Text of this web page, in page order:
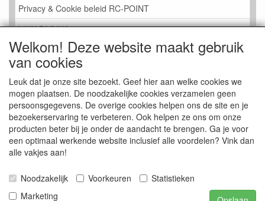
Privacy & Cookie beleid RC-POINT
LINK PAGINA
Gastenboek RC-POINT
Kijkje in de Winkel
Welkom! Deze website maakt gebruik
van cookies
Leuk dat je onze site bezoekt. Geef hier aan welke cookies we
mogen plaatsen. De noodzakelijke cookies verzamelen geen
persoonsgegevens. De overige cookies helpen ons de site en je
bezoekerservaring te verbeteren. Ook helpen ze ons om onze
producten beter bij je onder de aandacht te brengen. Ga je voor
een optimaal werkende website inclusief alle voordelen? Vink dan
alle vakjes aan!
Noodzakelijk Voorkeuren
Statistieken
Marketing